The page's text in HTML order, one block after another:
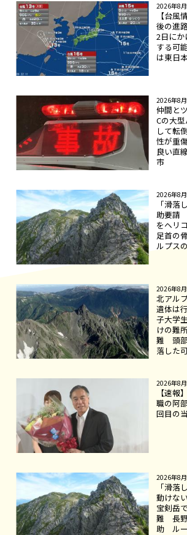
2026年8
【台風
後の進
2日に
する可
は東日
2026年8
仲間と
Cの大
して転
性が重
良い直
市
2026年8
「滑落
助要請
をヘリ
足首の
ルプス
2026年8
北アル
遺体は
子大学
けの難
難 頭
落した
2026年8
【速報
職の阿
回目の
2026年8
「滑落
動けな
宝剣岳
難 長野
助 ルー